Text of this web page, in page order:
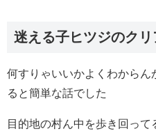
迷える子ヒツジのクリ
何すりゃいいかよくわから
ると簡単な話でした
目的地の村ん中を歩き回っ